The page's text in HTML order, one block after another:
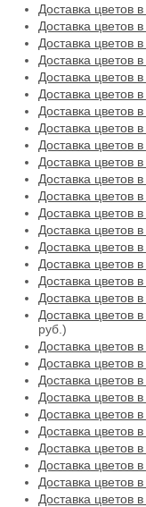
Доставка цветов в
Доставка цветов
Доставка цветов
Доставка цветов
Доставка цветов
Доставка цветов
Доставка цветов
Доставка цветов
Доставка цветов
Доставка цветов
Доставка цветов
Доставка цветов
Доставка цветов
Доставка цветов
Доставка цветов
Доставка цветов
Доставка цветов
Доставка цветов
Доставка цветов
руб.)
Доставка цветов
Доставка цветов
Доставка цветов
Доставка цветов
Доставка цветов
Доставка цветов
Доставка цветов
Доставка цветов
Доставка цветов
Доставка цветов